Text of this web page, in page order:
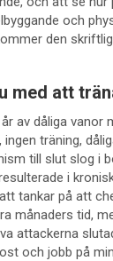
och
den
med att
av dåliga vanor
träning,
till slut slog i
i
tankar på att
månaders tid,
attackerna
och jobb på